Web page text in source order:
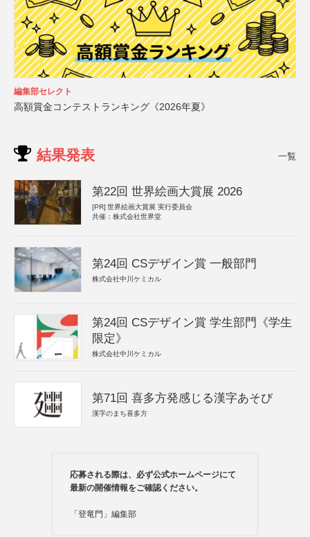
編集部セレクト
高額賞金コンテストランキング《2026年夏》
結果発表 一覧
第22回 世界絵画大賞展 2026
[PR] 世界絵画大賞展 実行委員会
共催：株式会社世界堂
第24回 CSデザイン賞 一般部門
株式会社中川ケミカル
第24回 CSデザイン賞 学生部門《学生
限定》
株式会社中川ケミカル
第71回 喜多方発感じる漢字あそび
漢字のまち喜多方
応募される際は、必ず公式ホームページにて
最新の開催情報をご確認ください。
「登竜門」編集部